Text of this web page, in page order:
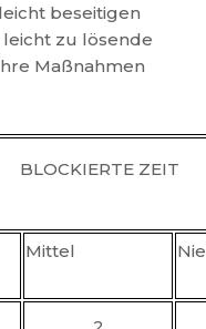
beseitigen
leicht zu lösende
Maßnahmen
BLOCKIERTE ZEIT
Mittel